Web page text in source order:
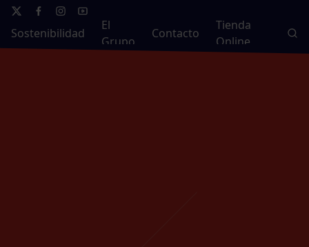
Sostenibilidad
El
Grupo
Contacto
Tienda
Online